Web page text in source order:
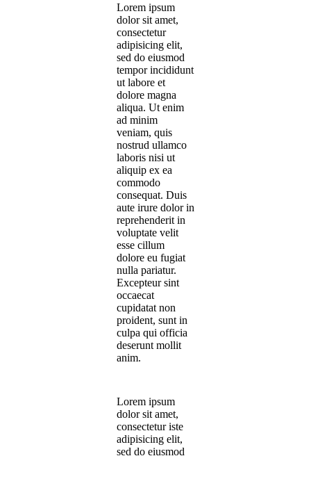
Lorem ipsum
dolor sit amet,
consectetur
adipisicing elit,
sed do eiusmod
tempor incididunt
ut labore et
dolore magna
aliqua. Ut enim
ad minim
veniam, quis
nostrud ullamco
laboris nisi ut
aliquip ex ea
commodo
consequat. Duis
aute irure dolor in
reprehenderit in
voluptate velit
esse cillum
dolore eu fugiat
nulla pariatur.
Excepteur sint
occaecat
cupidatat non
proident, sunt in
culpa qui officia
deserunt mollit
anim.
Lorem ipsum
dolor sit amet,
consectetur iste
adipisicing elit,
sed do eiusmod